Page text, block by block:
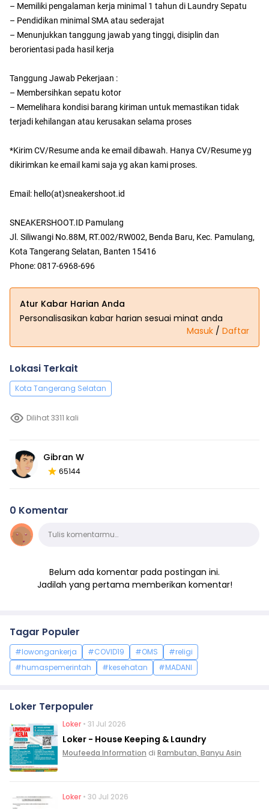
– Memiliki pengalaman kerja minimal 1 tahun di Laundry Sepatu
– Pendidikan minimal SMA atau sederajat
– Menunjukkan tanggung jawab yang tinggi, disiplin dan
berorientasi pada hasil kerja
Tanggung Jawab Pekerjaan :
– Membersihkan sepatu kotor
– Memelihara kondisi barang kiriman untuk memastikan tidak
terjadi kehilangan atau kerusakan selama proses
*Kirim CV/Resume anda ke email dibawah. Hanya CV/Resume yg
dikirimkan ke email kami saja yg akan kami proses.
Email: hello(at)sneakershoot.id
SNEAKERSHOOT.ID Pamulang
Jl. Siliwangi No.88M, RT.002/RW002, Benda Baru, Kec. Pamulang,
Kota Tangerang Selatan, Banten 15416
Phone: 0817-6968-696
Atur Kabar Harian Anda
Personalisasikan kabar harian sesuai minat anda
Masuk / Daftar
Lokasi Terkait
Kota Tangerang Selatan
Dilihat 3311 kali
Gibran W
65144
0 Komentar
KomentarTulis komentarmu…
Belum ada komentar pada postingan ini.
Jadilah yang pertama memberikan komentar!
Tagar Populer
#lowongankerja #COVID19 #OMS
#religi
#humaspemerintah
#kesehatan #MADANI
Loker Terpopuler
Loker • 31 Jul 2026
Loker - House Keeping & Laundry
Moufeeda Information di Rambutan, Banyu Asin
Loker • 30 Jul 2026